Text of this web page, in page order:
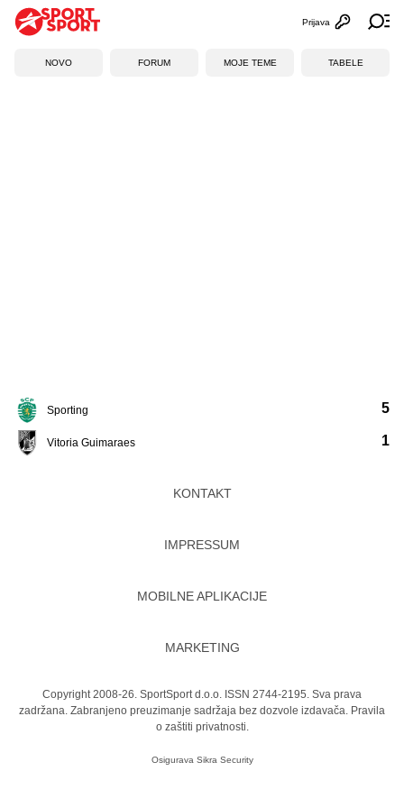
Otvori
Prijava
NOVO FORUM MOJE TEME TABELE
Sporting
Vitoria Guimaraes
5
1
KONTAKT
IMPRESSUM
MOBILNE APLIKACIJE
MARKETING
Copyright 2008-26. SportSport d.o.o. ISSN 2744-2195. Sva prava
zadržana. Zabranjeno preuzimanje sadržaja bez dozvole izdavača. Pravila
o zaštiti privatnosti.
Osigurava Sikra Security